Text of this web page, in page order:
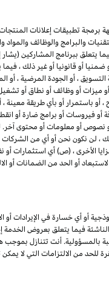
تطبيقات إعلانات
والبرامج والوظائف
يتعلق ببرنامج المشاركين (يشار
أو قانونيا أو غير ذلك ،
، أو الجودة المرضية ، أو
أو ميزات أو وظائف أو نطاق
أو بأي طريقة معينة ،
فيروسات أو برامج ضارة أو
أو نصوص أو معلومات أو محتوى
لن نكون نحن أو أي من الشركات
الأخرى ، (ص) أي استثمارات
بمشاركتك في برنامج المشاركين ، أو (ض) أي إنهاء أو تعليق لمشاركتك في برنامج المشاركين . لن
أو أي خسارة في الإيرادات أو
فيما يتعلق بعروض
بالمسؤولية. أنت تتنازل
من الالتزامات التي لا